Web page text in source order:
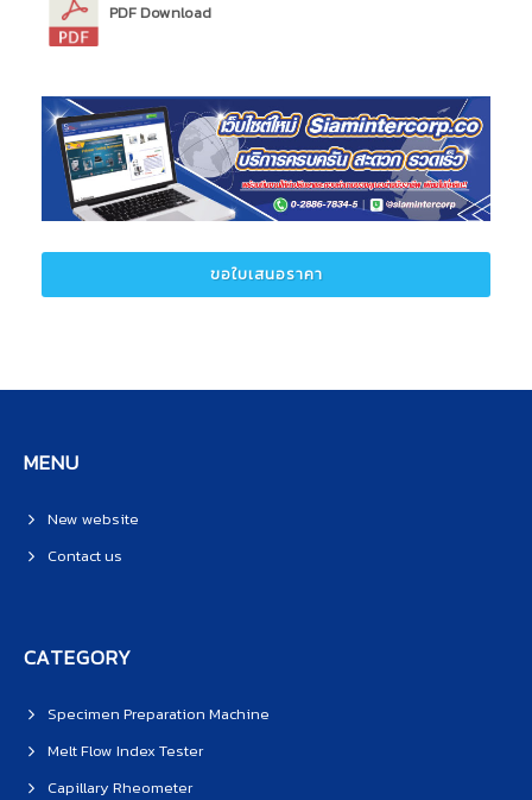
PDF Download
ขอใบเสนอราคา
MENU
New website
Contact us
CATEGORY
Specimen Preparation Machine
Melt Flow Index Tester
Capillary Rheometer